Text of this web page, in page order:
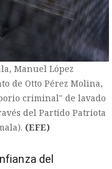
Manuel López
de Otto Pérez Molina,
criminal" de lavado
del Partido Patriota
(EFE)
del